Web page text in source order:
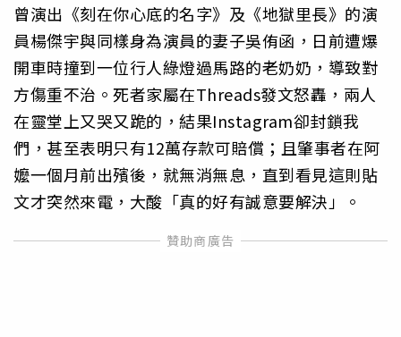
曾演出《刻在你心底的名字》及《地獄里長》的演
員楊傑宇與同樣身為演員的妻子吳侑函，日前遭爆
開車時撞到一位行人綠燈過馬路的老奶奶，導致對
方傷重不治。死者家屬在Threads發文怒轟，兩人
在靈堂上又哭又跪的，結果Instagram卻封鎖我
們，甚至表明只有12萬存款可賠償；且肇事者在阿
嬤一個月前出殯後，就無消無息，直到看見這則貼
文才突然來電，大酸「真的好有誠意要解決」。